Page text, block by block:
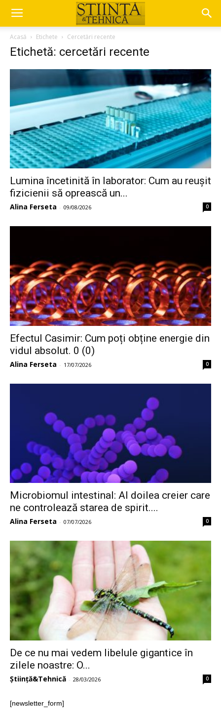
Acasă Etichete Cercetări recente
Etichetă: cercetări recente
Lumina încetinită în laborator: Cum au reușit
fizicienii să oprească un...
Alina Ferseta - 09/08/2026 0
Efectul Casimir: Cum poți obține energie din
vidul absolut. 0 (0)
Alina Ferseta - 17/07/2026 0
Microbiomul intestinal: Al doilea creier care
ne controlează starea de spirit....
Alina Ferseta - 07/07/2026 0
De ce nu mai vedem libelule gigantice în
zilele noastre: O...
Știință&Tehnică - 28/03/2026 0
[newsletter_form]